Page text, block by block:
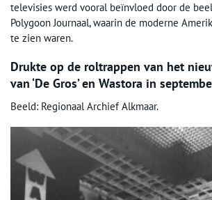
televisies werd vooral beïnvloed door de
Polygoon Journaal, waarin de moderne
te zien waren.
Drukte op de roltrappen van het
van ‘De Gros’ en Wastora in
Beeld: Regionaal Archief Alkmaar.